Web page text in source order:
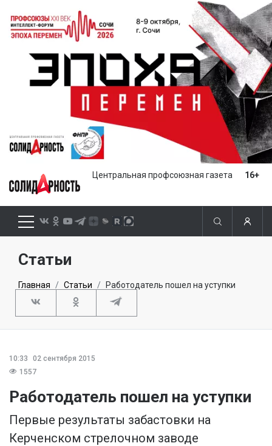
Центральная профсоюзная газета 16+
Статьи
Главная Статьи Работодатель пошел на уступки
10:33
02 сентября 2015
1557
Работодатель пошел на уступки
Первые результаты забастовки на
Керченском стрелочном заводе